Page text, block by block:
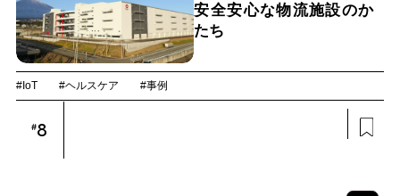
安全安心な物流施設のか
たち
#IoT #ヘルスケア #事例
#8